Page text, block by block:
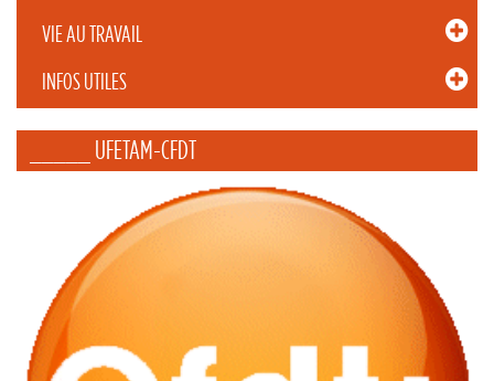
VIE AU TRAVAIL
INFOS UTILES
_____ UFETAM-CFDT